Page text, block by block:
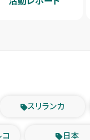
スリランカ
コ 日本